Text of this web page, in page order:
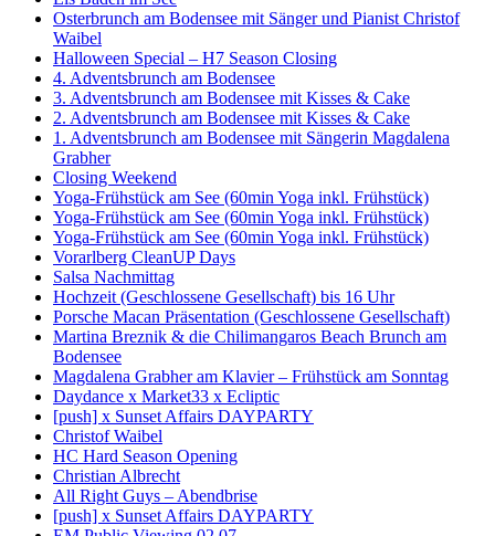
Osterbrunch am Bodensee mit Sänger und Pianist Christof
Waibel
Halloween Special – H7 Season Closing
4. Adventsbrunch am Bodensee
3. Adventsbrunch am Bodensee mit Kisses & Cake
2. Adventsbrunch am Bodensee mit Kisses & Cake
1. Adventsbrunch am Bodensee mit Sängerin Magdalena
Grabher
Closing Weekend
Yoga-Frühstück am See (60min Yoga inkl. Frühstück)
Yoga-Frühstück am See (60min Yoga inkl. Frühstück)
Yoga-Frühstück am See (60min Yoga inkl. Frühstück)
Vorarlberg CleanUP Days
Salsa Nachmittag
Hochzeit (Geschlossene Gesellschaft) bis 16 Uhr
Porsche Macan Präsentation (Geschlossene Gesellschaft)
Martina Breznik & die Chilimangaros Beach Brunch am
Bodensee
Magdalena Grabher am Klavier – Frühstück am Sonntag
Daydance x Market33 x Ecliptic
[push] x Sunset Affairs DAYPARTY
Christof Waibel
HC Hard Season Opening
Christian Albrecht
All Right Guys – Abendbrise
[push] x Sunset Affairs DAYPARTY